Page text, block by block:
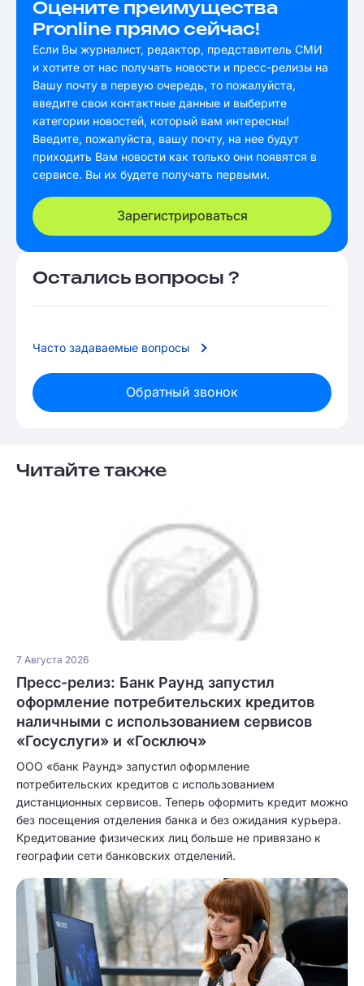
Оцените преимущества
Pronline прямо сейчас!
Если Вы журналист, редактор, представитель СМИ
и хотите от нас получать новости и пресс-релизы на
Вашу почту в первую очередь, то пожалуйста,
введите свои контактные данные и выберите
категории новостей, который вам интересны!
Введите, пожалуйста, вашу почту, на нее будут
приходить Вам новости как только они появятся в
сервисе. Вы их будете получать первыми.
Зарегистрироваться
Остались вопросы ?
Часто задаваемые вопросы
Обратный звонок
Читайте также
7 Августа 2026
Пресс-релиз: Банк Раунд запустил
оформление потребительских кредитов
наличными с использованием сервисов
«Госуслуги» и «Госключ»
ООО «банк Раунд» запустил оформление
потребительских кредитов с использованием
дистанционных сервисов. Теперь оформить кредит можно
без посещения отделения банка и без ожидания курьера.
Кредитование физических лиц больше не привязано к
географии сети банковских отделений.